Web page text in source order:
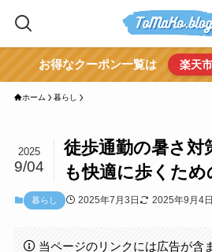
お得なクーポン一覧は 楽天
ホーム 暮らし
徒歩通勤の暑さ対
も快適に歩くた
2025
9/04
暮らし 2025年7月3日 2025年9月4日
当ページのリンクには広告が含